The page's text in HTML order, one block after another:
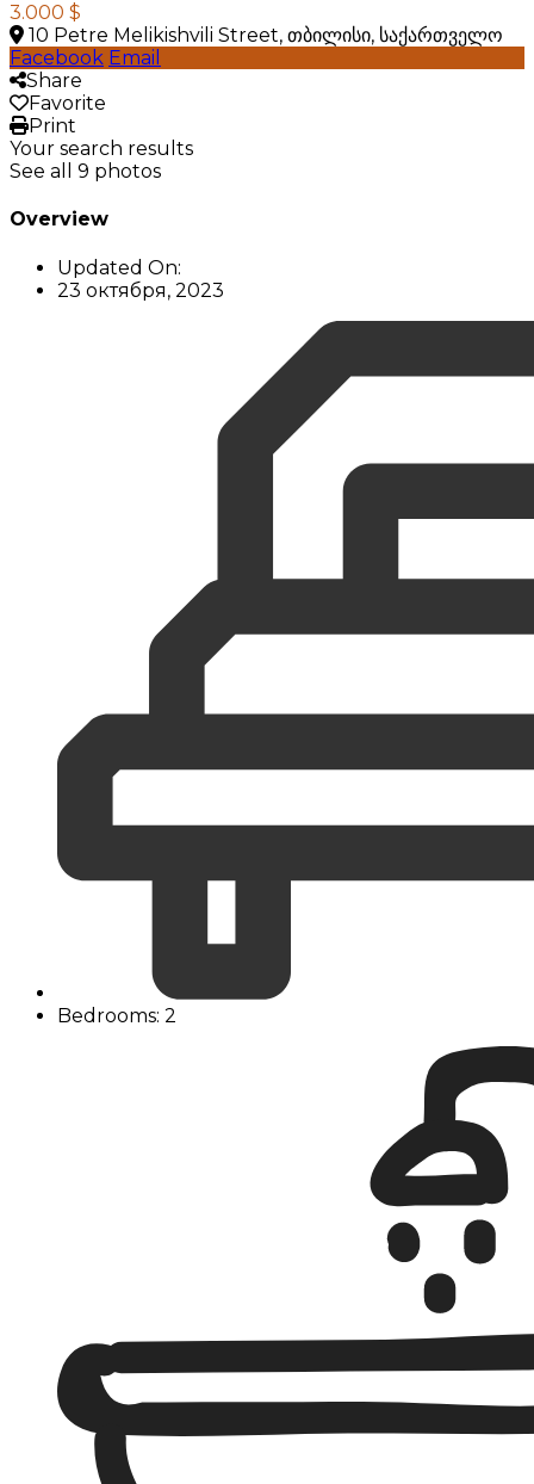
3.000 $
10 Petre Melikishvili Street, თბილისი, საქართველო
Facebook Email
Share
Favorite
Print
Your search results
See all 9 photos
Overview
Updated On:
23 октября, 2023
Bedrooms: 2